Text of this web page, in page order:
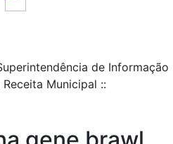
de Informação
Municipal ::